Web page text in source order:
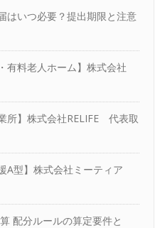
税理士さんへ
方へ
はいつ必要？提出期限と注意
料老人ホーム】株式会社
所】株式会社RELIFE 代表取
A型】株式会社ミーティア
配分ルールの算定要件と